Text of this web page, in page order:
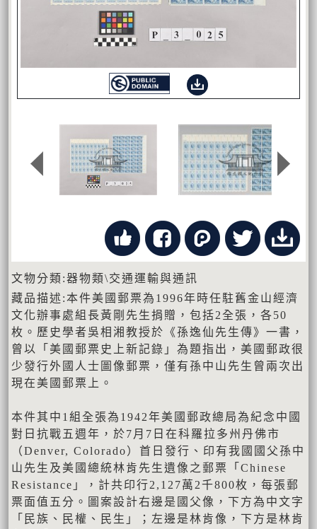
文物分類:器物類\交通運輸與通訊
藏品描述:本件美國郵票為1996年時任駐舊金山經濟
文化辦事處組長黃剛先生捐贈，包括2全張，各50
枚。歷史學者吳相湘教授於《孫逸仙先生傳》一書，
曾以「美國郵票史上新記錄」為題指出，美國郵政很
少發行外國人士圖像郵票，僅有孫中山先生曾兩次出
現在美國郵票上。
本件其中1組全張為1942年美國郵政總局為紀念中國
對日抗戰五週年，於7月7日在科羅拉多州丹佛市
（Denver, Colorado）首日發行、印有我國國父孫中
山先生及美國總統林肯先生遺像之郵票「Chinese
Resistance」，計共印行2,127萬2千800枚，每張郵
票面值五分。圖案設計右邊是國父像，下方為中文字
「民族、民權、民生」；左邊是林肯像，下方是林肯